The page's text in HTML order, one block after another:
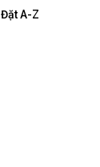
Đặt A-Z